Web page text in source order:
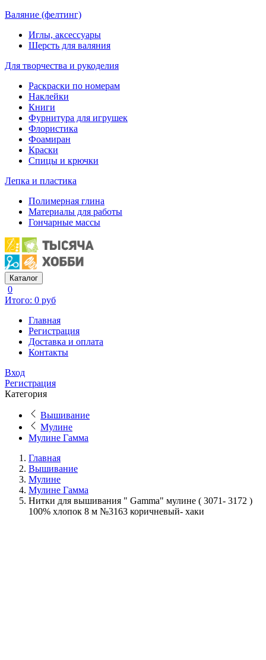
Валяние (фелтинг)
Иглы, аксессуары
Шерсть для валяния
Для творчества и рукоделия
Раскраски по номерам
Наклейки
Книги
Фурнитура для игрушек
Флористика
Фоамиран
Краски
Спицы и крючки
Лепка и пластика
Полимерная глина
Материалы для работы
Гончарные массы
Каталог
0
Итого: 0 руб
Главная
Регистрация
Доставка и оплата
Контакты
Вход
Регистрация
Категория
Вышивание
Мулине
Мулине Гамма
Главная
Вышивание
Мулине
Мулине Гамма
Нитки для вышивания " Gamma" мулине ( 3071- 3172 )
100% хлопок 8 м №3163 коричневый- хаки